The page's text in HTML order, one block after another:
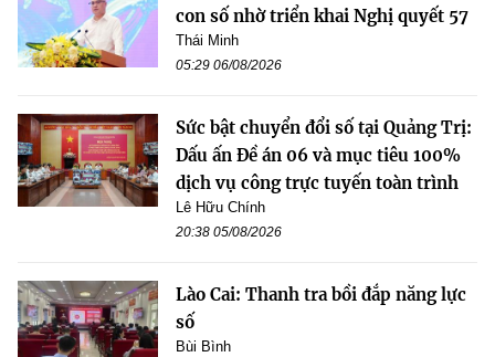
con số nhờ triển khai Nghị quyết 57
Thái Minh
05:29 06/08/2026
Sức bật chuyển đổi số tại Quảng Trị:
Dấu ấn Đề án 06 và mục tiêu 100%
dịch vụ công trực tuyến toàn trình
Lê Hữu Chính
20:38 05/08/2026
Lào Cai: Thanh tra bồi đắp năng lực
số
Bùi Bình